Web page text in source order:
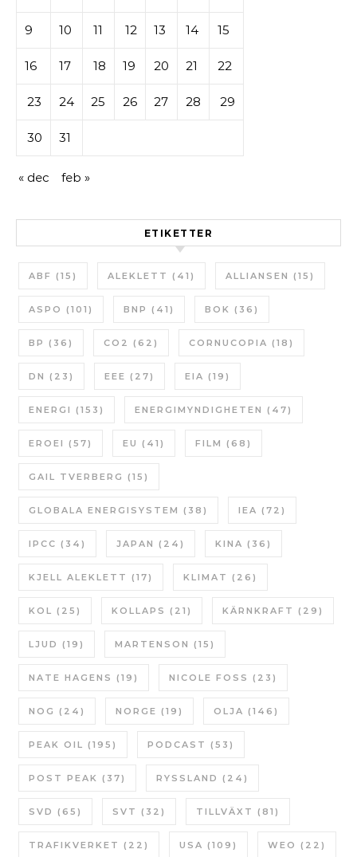
9 10 11 12 13 14 15
16 17 18 19 20 21 22
23 24 25 26 27 28 29
30 31
« dec feb »
ETIKETTER
ABF (15) ALEKLETT (41) ALLIANSEN (15)
ASPO (101) BNP (41) BOK (36)
BP (36) CO2 (62) CORNUCOPIA (18)
DN (23) EEE (27) EIA (19)
ENERGI (153) ENERGIMYNDIGHETEN (47)
EROEI (57) EU (41) FILM (68)
GAIL TVERBERG (15)
GLOBALA ENERGISYSTEM (38) IEA (72)
IPCC (34) JAPAN (24) KINA (36)
KJELL ALEKLETT (17) KLIMAT (26)
KOL (25) KOLLAPS (21) KÄRNKRAFT (29)
LJUD (19) MARTENSON (15)
NATE HAGENS (19) NICOLE FOSS (23)
NOG (24) NORGE (19) OLJA (146)
PEAK OIL (195) PODCAST (53)
POST PEAK (37) RYSSLAND (24)
SVD (65) SVT (32) TILLVÄXT (81)
TRAFIKVERKET (22) USA (109) WEO (22)